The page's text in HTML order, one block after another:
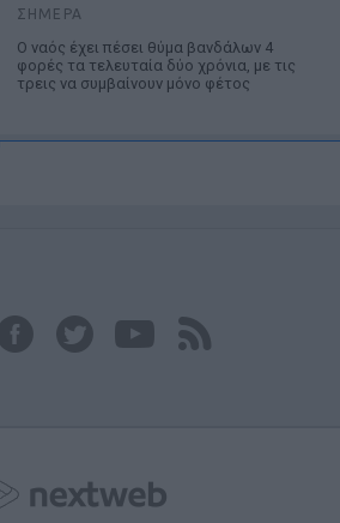
ΣΉΜΕΡΑ
Ο ναός έχει πέσει θύμα βανδάλων 4
φορές τα τελευταία δύο χρόνια, με τις
τρεις να συμβαίνουν μόνο φέτος